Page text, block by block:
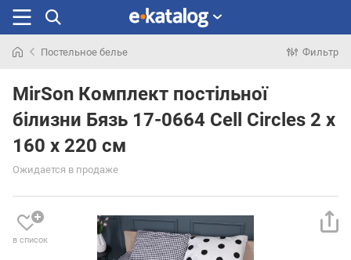
раньше
Постельное белье Фильтр
MirSon Комплект постільної
білизни Бязь 17-0664 Cell Circles 2 x
160 x 220 см
Ожидается в продаже
в список